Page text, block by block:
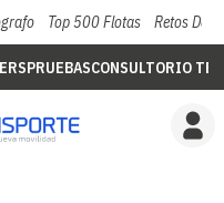
Top 500 Flotas Retos Del
PRUEBASCONSULTORIO